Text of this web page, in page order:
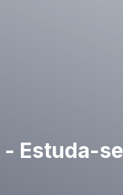
- Estuda-se